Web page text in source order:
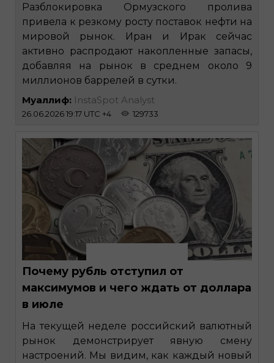
Разблокировка Ормузского пролива
привела к резкому росту поставок нефти на
мировой рынок. Иран и Ирак сейчас
активно распродают накопленные запасы,
добавляя на рынок в среднем около 9
миллионов баррелей в сутки.
Муаллиф: InstaSpot Analyst
26.06.2026 19:17 UTC +4 129733
Почему рубль отступил от
максимумов и чего ждать от доллара
в июле
На текущей неделе российский валютный
рынок демонстрирует явную смену
настроений. Мы видим, как каждый новый